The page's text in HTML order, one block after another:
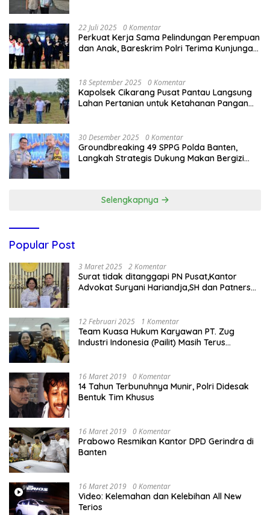
22 Juli 2025 0 Komentar
Perkuat Kerja Sama Pelindungan Perempuan
dan Anak, Bareskrim Polri Terima Kunjungan
18 September 2025 0 Komentar
Kapolsek Cikarang Pusat Pantau Langsung
Lahan Pertanian untuk Ketahanan Pangan
30 Desember 2025 0 Komentar
Groundbreaking 49 SPPG Polda Banten,
Langkah Strategis Dukung Makan Bergizi
Selengkapnya
Popular Post
3 Maret 2025 2 Komentar
Surat tidak ditanggapi PN Pusat,Kantor
Advokat Suryani Hariandja,SH dan Patners
12 Februari 2025 1 Komentar
Team Kuasa Hukum Karyawan PT. Zug
Industri Indonesia (Pailit) Masih Terus
16 Maret 2019 0 Komentar
14 Tahun Terbunuhnya Munir, Polri Didesak
Bentuk Tim Khusus
16 Maret 2019 0 Komentar
Prabowo Resmikan Kantor DPD Gerindra di
Banten
16 Maret 2019 0 Komentar
Video: Kelemahan dan Kelebihan All New
Terios